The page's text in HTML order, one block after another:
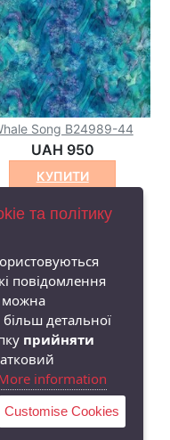
Song B24989-44
UAH 950
КУПИТИ
та політику
повідомлення
можна
детальної
прийняти
information
Customise Cookies